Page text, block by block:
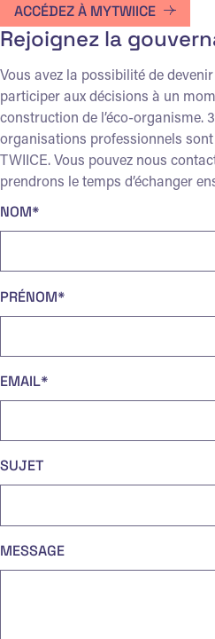
ACCÉDEZ À MYTWIICE
Rejoignez la
Vous avez la possibilité de
participer aux décisions à un
construction de l’éco-organisme.
organisations professionnels sont
TWIICE. Vous pouvez nous
prendrons le temps d’échanger
NOM*
PRÉNOM*
EMAIL*
SUJET
MESSAGE